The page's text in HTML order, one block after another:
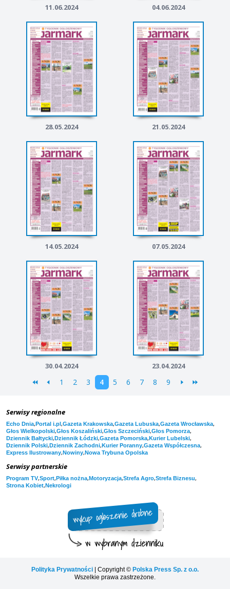
11.06.2024 04.06.2024
28.05.2024 21.05.2024
14.05.2024 07.05.2024
30.04.2024 23.04.2024
1 2 3 4 5 6 7 8 9
Serwisy regionalne
Echo Dnia,Portal i.pl,Gazeta Krakowska,Gazeta Lubuska,Gazeta Wrocławska,
Głos Wielkopolski,Głos Koszaliński,Głos Szczeciński,Głos Pomorza,
Dziennik Bałtycki,Dziennik Łódzki,Gazeta Pomorska,Kurier Lubelski,
Dziennik Polski,Dziennik Zachodni,Kurier Poranny,Gazeta Współczesna,
Express Ilustrowany,Nowiny,Nowa Trybuna Opolska
Serwisy partnerskie
Program TV,Sport,Piłka nożna,Motoryzacja,Strefa Agro,Strefa Biznesu,
Strona Kobiet,Nekrologi
Polityka Prywatności | Copyright © Polska Press Sp. z o.o.
Wszelkie prawa zastrzeżone.